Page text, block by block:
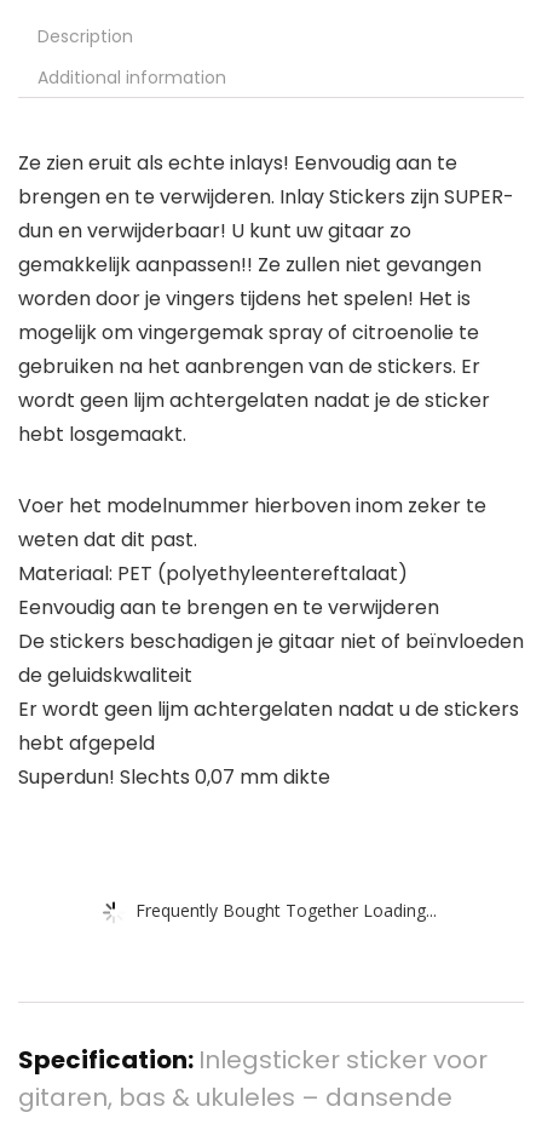
Description
Additional information
Ze zien eruit als echte inlays! Eenvoudig aan te
brengen en te verwijderen. Inlay Stickers zijn SUPER-
dun en verwijderbaar! U kunt uw gitaar zo
gemakkelijk aanpassen!! Ze zullen niet gevangen
worden door je vingers tijdens het spelen! Het is
mogelijk om vingergemak spray of citroenolie te
gebruiken na het aanbrengen van de stickers. Er
wordt geen lijm achtergelaten nadat je de sticker
hebt losgemaakt.
Voer het modelnummer hierboven inom zeker te
weten dat dit past.
Materiaal: PET (polyethyleentereftalaat)
Eenvoudig aan te brengen en te verwijderen
De stickers beschadigen je gitaar niet of beïnvloeden
de geluidskwaliteit
Er wordt geen lijm achtergelaten nadat u de stickers
hebt afgepeld
Superdun! Slechts 0,07 mm dikte
Frequently Bought Together Loading...
Specification: Inlegsticker sticker voor
gitaren, bas & ukuleles – dansende